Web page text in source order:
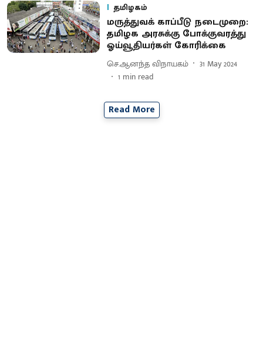
தமிழகம்
மருத்துவக் காப்பீடு நடைமுறை:
தமிழக அரசுக்கு போக்குவரத்து
ஓய்வூதியர்கள் கோரிக்கை
செ.ஆனந்த விநாயகம்
31 May 2024
1 min read
Read More